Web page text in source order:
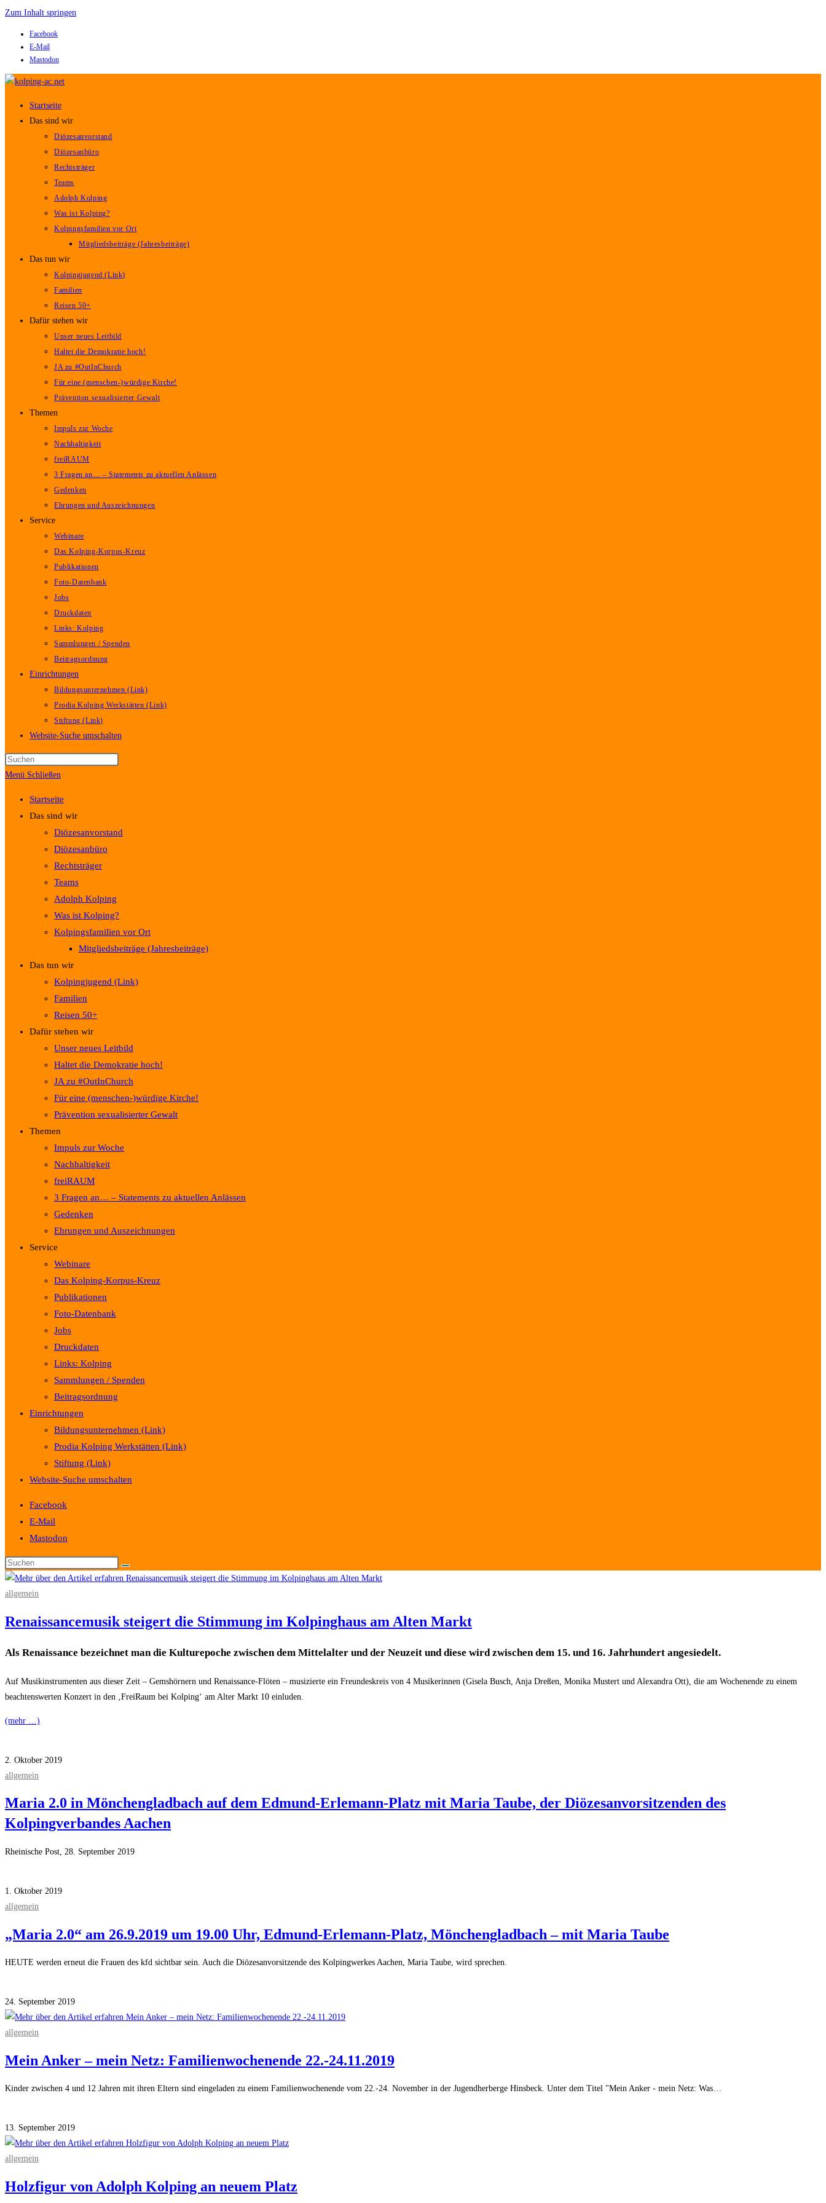
Zum Inhalt springen
Facebook
E-Mail
Mastodon
Startseite
Das sind wir
Diözesanvorstand
Diözesanbüro
Rechtsträger
Teams
Adolph Kolping
Was ist Kolping?
Kolpingsfamilien vor Ort
Mitgliedsbeiträge (Jahresbeiträge)
Das tun wir
Kolpingjugend (Link)
Familien
Reisen 50+
Dafür stehen wir
Unser neues Leitbild
Haltet die Demokratie hoch!
JA zu #OutInChurch
Für eine (menschen-)würdige Kirche!
Prävention sexualisierter Gewalt
Themen
Impuls zur Woche
Nachhaltigkeit
freiRAUM
3 Fragen an… – Statements zu aktuellen Anlässen
Gedenken
Ehrungen und Auszeichnungen
Service
Webinare
Das Kolping-Korpus-Kreuz
Publikationen
Foto-Datenbank
Jobs
Druckdaten
Links: Kolping
Sammlungen / Spenden
Beitragsordnung
Einrichtungen
Bildungsunternehmen (Link)
Prodia Kolping Werkstätten (Link)
Stiftung (Link)
Website-Suche umschalten
Menü Schließen
Startseite
Das sind wir
Diözesanvorstand
Diözesanbüro
Rechtsträger
Teams
Adolph Kolping
Was ist Kolping?
Kolpingsfamilien vor Ort
Mitgliedsbeiträge (Jahresbeiträge)
Das tun wir
Kolpingjugend (Link)
Familien
Reisen 50+
Dafür stehen wir
Unser neues Leitbild
Haltet die Demokratie hoch!
JA zu #OutInChurch
Für eine (menschen-)würdige Kirche!
Prävention sexualisierter Gewalt
Themen
Impuls zur Woche
Nachhaltigkeit
freiRAUM
3 Fragen an… – Statements zu aktuellen Anlässen
Gedenken
Ehrungen und Auszeichnungen
Service
Webinare
Das Kolping-Korpus-Kreuz
Publikationen
Foto-Datenbank
Jobs
Druckdaten
Links: Kolping
Sammlungen / Spenden
Beitragsordnung
Einrichtungen
Bildungsunternehmen (Link)
Prodia Kolping Werkstätten (Link)
Stiftung (Link)
Website-Suche umschalten
Facebook
E-Mail
Mastodon
allgemein
Renaissancemusik steigert die Stimmung im Kolpinghaus am Alten Markt
Als Renaissance bezeichnet man die Kulturepoche zwischen dem Mittelalter und der Neuzeit und diese wird zwischen dem 15. und 16. Jahrhundert angesiedelt.
Auf Musikinstrumenten aus dieser Zeit – Gemshörnern und Renaissance-Flöten – musizierte ein Freundeskreis von 4 Musikerinnen (Gisela Busch, Anja Dreßen, Monika Mustert und Alexandra Ott), die am Wochenende zu einem
beachtenswerten Konzert in den ‚FreiRaum bei Kolping‘ am Alter Markt 10 einluden.
(mehr …)
2. Oktober 2019
allgemein
Maria 2.0 in Mönchengladbach auf dem Edmund-Erlemann-Platz mit Maria Taube, der Diözesanvorsitzenden des
Kolpingverbandes Aachen
Rheinische Post, 28. September 2019
1. Oktober 2019
allgemein
„Maria 2.0“ am 26.9.2019 um 19.00 Uhr, Edmund-Erlemann-Platz, Mönchengladbach – mit Maria Taube
HEUTE werden erneut die Frauen des kfd sichtbar sein. Auch die Diözesanvorsitzende des Kolpingwerkes Aachen, Maria Taube, wird sprechen.
24. September 2019
allgemein
Mein Anker – mein Netz: Familienwochenende 22.-24.11.2019
Kinder zwischen 4 und 12 Jahren mit ihren Eltern sind eingeladen zu einem Familienwochenende vom 22.-24. November in der Jugendherberge Hinsbeck. Unter dem Titel "Mein Anker - mein Netz: Was…
13. September 2019
allgemein
Holzfigur von Adolph Kolping an neuem Platz